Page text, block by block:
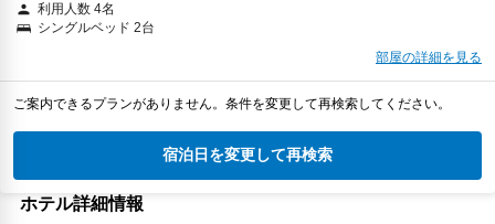
利用人数 4名
シングルベッド 2台
部屋の詳細を見る
ご案内できるプランがありません。条件を変更して再検索してください。
宿泊日を変更して再検索
ホテル詳細情報